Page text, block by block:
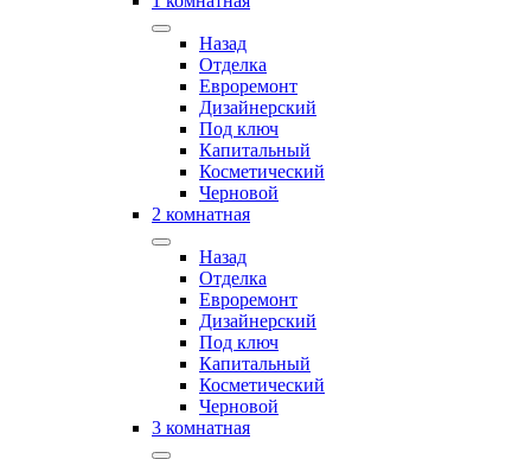
Назад
Отделка
Евроремонт
Дизайнерский
Под ключ
Капитальный
Косметический
Черновой
2 комнатная
Назад
Отделка
Евроремонт
Дизайнерский
Под ключ
Капитальный
Косметический
Черновой
3 комнатная